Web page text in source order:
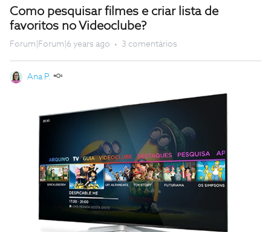
Como pesquisar filmes e criar lista de
favoritos no Videoclube?
Forum|Forum|6 years ago 3 comentários
Ana P.